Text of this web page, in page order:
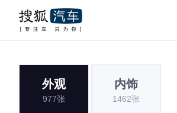
外观
977张
内饰
1462张